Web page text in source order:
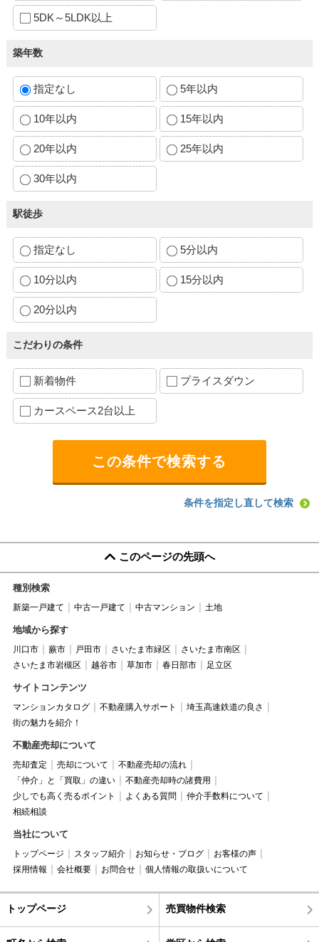
5DK～5LDK以上
築年数
指定なし 5年以内
10年以内 15年以内
20年以内 25年以内
30年以内
駅徒歩
指定なし 5分以内
10分以内 15分以内
20分以内
こだわりの条件
新着物件 プライスダウン
カースペース2台以上
条件を指定し直して検索
このページの先頭へ
種別検索
新築一戸建て 中古一戸建て 中古マンション 土地
地域から探す
川口市 蕨市 戸田市 さいたま市緑区
さいたま市南区
さいたま市岩槻区
越谷市 草加市 春日部市 足立区
サイトコンテンツ
マンションカタログ 不動産購入サポート
埼玉高速鉄道の良さ
街の魅力を紹介！
不動産売却について
売却査定 売却について
不動産売却の流れ
「仲介」と「買取」の違い
不動産売却時の諸費用
少しでも高く売るポイント
よくある質問
仲介手数料について
相続相談
当社について
トップページ スタッフ紹介 お知らせ・ブログ
お客様の声
採用情報
会社概要 お問合せ 個人情報の取扱いについて
トップページ 売買物件検索